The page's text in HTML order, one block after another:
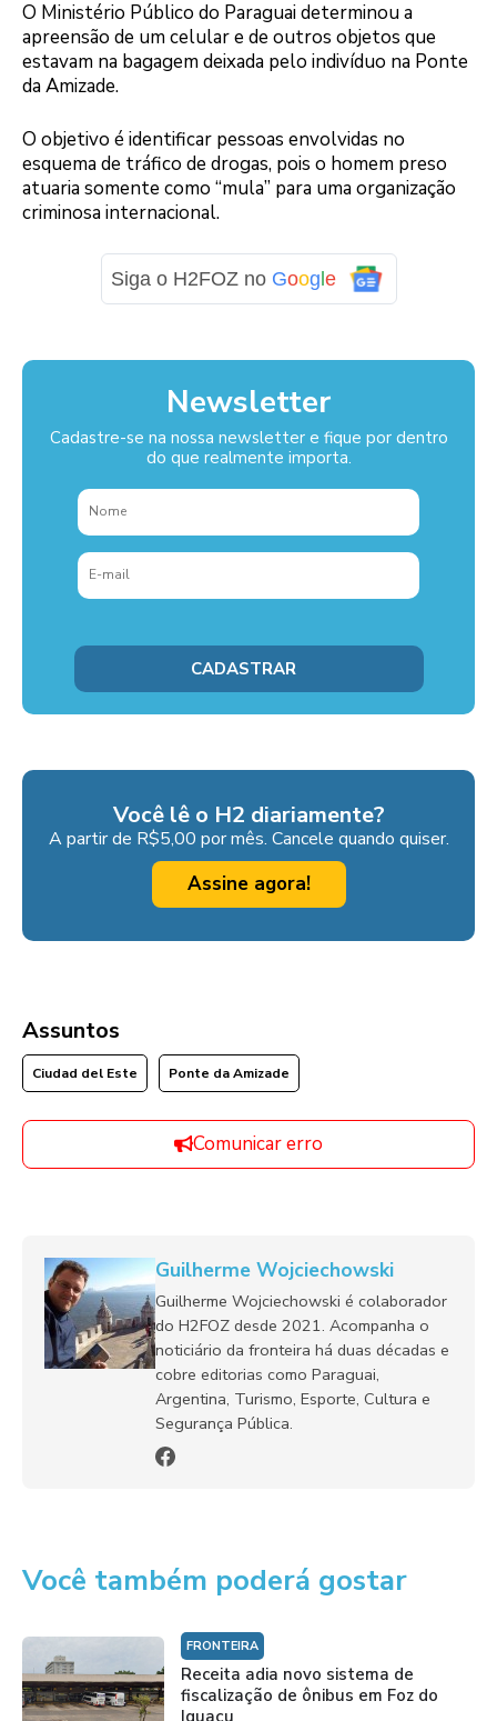
O Ministério Público do Paraguai determinou a
apreensão de um celular e de outros objetos que
estavam na bagagem deixada pelo indivíduo na Ponte
da Amizade.
O objetivo é identificar pessoas envolvidas no
esquema de tráfico de drogas, pois o homem preso
atuaria somente como “mula” para uma organização
criminosa internacional.
Siga o H2FOZ no Goog e
Newsletter
Cadastre-se na nossa newsletter e fique por dentro
do que realmente importa.
Você lê o H2 diariamente?
A partir de R$5,00 por mês. Cancele quando quiser.
Assine agora!
Assuntos
Ciudad del Este Ponte da Amizade
Comunicar erro
Guilherme Wojciechowski
Guilherme Wojciechowski é colaborador
do H2FOZ desde 2021. Acompanha o
noticiário da fronteira há duas décadas e
cobre editorias como Paraguai,
Argentina, Turismo, Esporte, Cultura e
Segurança Pública.
Você também poderá gostar
FRONTEIRA
Receita adia novo sistema de
fiscalização de ônibus em Foz do
Iguaçu